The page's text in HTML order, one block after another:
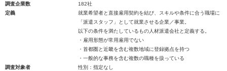
調査企業数
182社
定義
就業希望者と直接雇用契約を結び、スキルや条件に合う職場に
「派遣スタッフ」として就業させる企業／事業。
以下の条件を満たしているもの人材派遣会社と定義する。
・雇用形態が常用雇用でない
・首都圏と近畿を含む複数地域に登録拠点を持つ
・一般的な事務を含む複数の職種を扱っている
調査対象者
性別：指定なし